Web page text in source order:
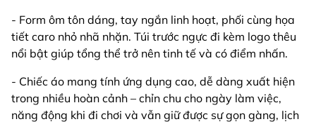
- Form ôm tôn dáng, tay ngắn linh hoạt, phối cùng họa
tiết caro nhỏ nhã nhặn. Túi trước ngực đi kèm logo thêu
nổi bật giúp tổng thể trở nên tinh tế và có điểm nhấn.
- Chiếc áo mang tính ứng dụng cao, dễ dàng xuất hiện
trong nhiều hoàn cảnh – chỉn chu cho ngày làm việc,
năng động khi đi chơi và vẫn giữ được sự gọn gàng, lịch